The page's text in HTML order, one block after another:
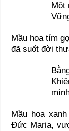
Một
Mầu hoa tím
đã suốt đời
Mầu hoa
Đức Maria,